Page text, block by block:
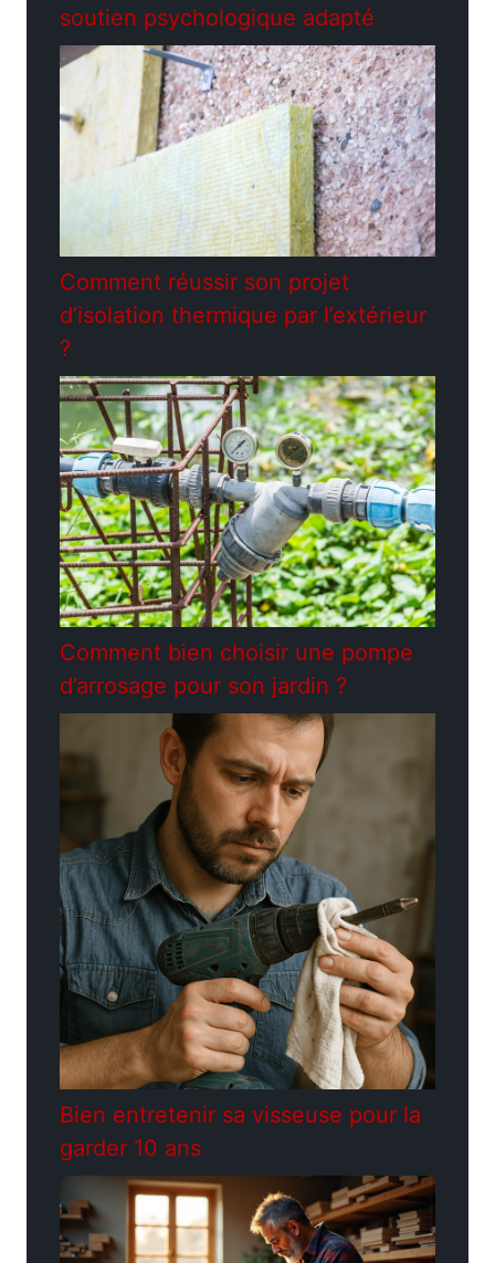
soutien psychologique adapté
Comment réussir son projet
d’isolation thermique par l’extérieur
?
Comment bien choisir une pompe
d’arrosage pour son jardin ?
Bien entretenir sa visseuse pour la
garder 10 ans